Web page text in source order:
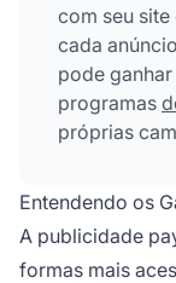
com seu
cada
pode
programas
próprias
Entendendo os
A publicidade
formas mais